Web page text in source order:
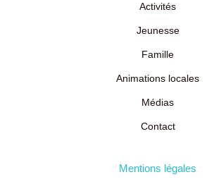
Activités
Jeunesse
Famille
Animations locales
Médias
Contact
Mentions légales